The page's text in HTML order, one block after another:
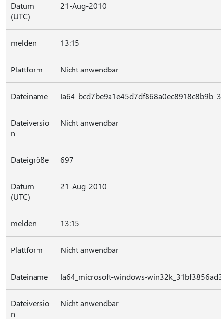
Datum
(UTC)
21-Aug-2010
melden 13:15
Plattform Nicht anwendbar
Dateiname
Dateiversio
n
Nicht anwendbar
Dateigröße 697
Datum
(UTC)
21-Aug-2010
melden 13:15
Plattform Nicht anwendbar
Dateiname Ia64_microsoft-windows-
Dateiversio
n
Nicht anwendbar